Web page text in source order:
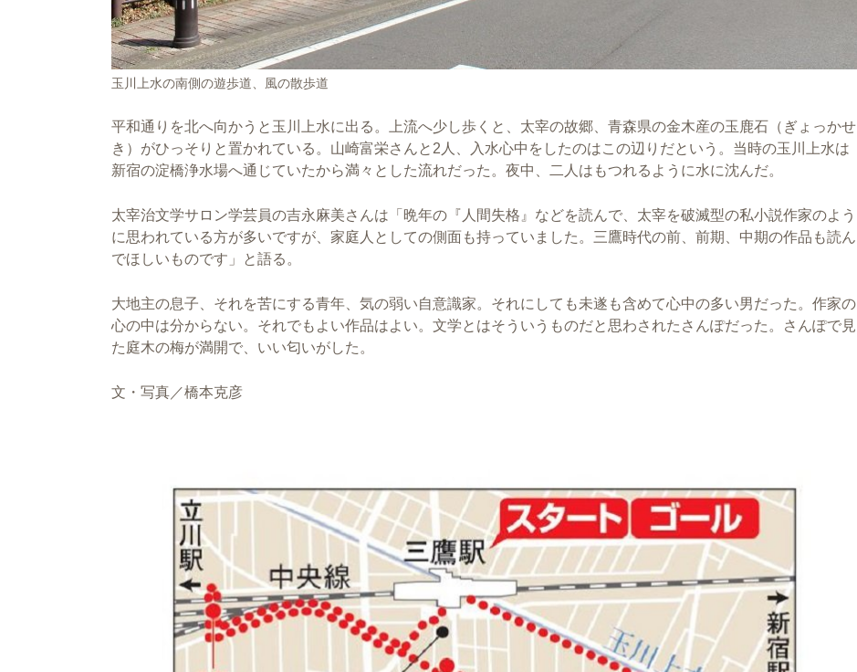
玉川上水の南側の遊歩道、風の散歩道
平和通りを北へ向かうと玉川上水に出る。上流へ少し歩くと、太宰の故郷、青森県の金木産の玉鹿石（ぎょっかせ
き）がひっそりと置かれている。山崎富栄さんと2人、入水心中をしたのはこの辺りだという。当時の玉川上水は
新宿の淀橋浄水場へ通じていたから満々とした流れだった。夜中、二人はもつれるように水に沈んだ。
太宰治文学サロン学芸員の吉永麻美さんは「晩年の『人間失格』などを読んで、太宰を破滅型の私小説作家のよう
に思われている方が多いですが、家庭人としての側面も持っていました。三鷹時代の前、前期、中期の作品も読ん
でほしいものです」と語る。
大地主の息子、それを苦にする青年、気の弱い自意識家。それにしても未遂も含めて心中の多い男だった。作家の
心の中は分からない。それでもよい作品はよい。文学とはそういうものだと思わされたさんぽだった。さんぽで見
た庭木の梅が満開で、いい匂いがした。
文・写真／橋本克彦